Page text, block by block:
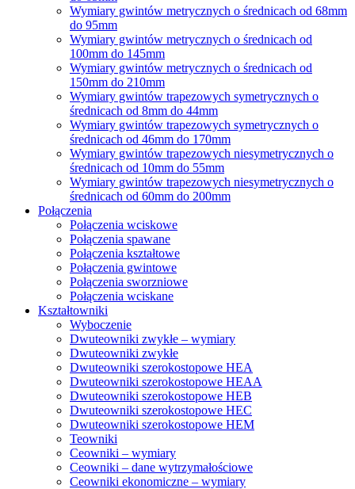
Wymiary gwintów metrycznych o średnicach od 68mm
do 95mm
Wymiary gwintów metrycznych o średnicach od
100mm do 145mm
Wymiary gwintów metrycznych o średnicach od
150mm do 210mm
Wymiary gwintów trapezowych symetrycznych o
średnicach od 8mm do 44mm
Wymiary gwintów trapezowych symetrycznych o
średnicach od 46mm do 170mm
Wymiary gwintów trapezowych niesymetrycznych o
średnicach od 10mm do 55mm
Wymiary gwintów trapezowych niesymetrycznych o
średnicach od 60mm do 200mm
Połączenia
Połączenia wciskowe
Połączenia spawane
Połączenia kształtowe
Połączenia gwintowe
Połączenia sworzniowe
Połączenia wciskane
Kształtowniki
Wyboczenie
Dwuteowniki zwykłe – wymiary
Dwuteowniki zwykłe
Dwuteowniki szerokostopowe HEA
Dwuteowniki szerokostopowe HEAA
Dwuteowniki szerokostopowe HEB
Dwuteowniki szerokostopowe HEC
Dwuteowniki szerokostopowe HEM
Teowniki
Ceowniki – wymiary
Ceowniki – dane wytrzymałościowe
Ceowniki ekonomiczne – wymiary